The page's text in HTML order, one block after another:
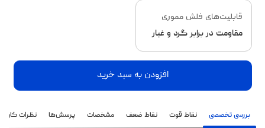
قابلیت‌های فلش مموری
مقاومت در برابر گرد و غبار
افزودن به سبد خرید
بررسی تخصصی نقاط قوت نقاط ضعف مشخصات پرسش‌ها نظرات